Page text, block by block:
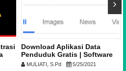
Download Aplikasi Data
Penduduk Gratis | Software
Kependudukan RT RW Desa
MULIATI, S.Pd 5/25/2021